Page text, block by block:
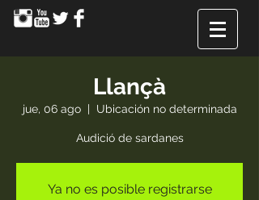
Llançà
jue, 06 ago
  |
Ubicación no determinada
Audició de sardanes
Ya no es posible registrarse